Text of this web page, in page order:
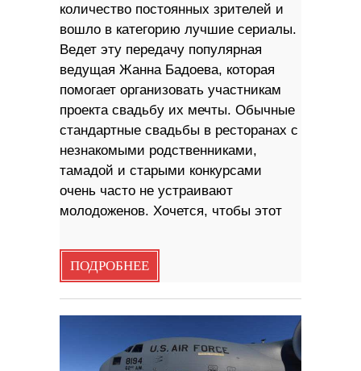
количество постоянных зрителей и
вошло в категорию лучшие сериалы.
Ведет эту передачу популярная
ведущая Жанна Бадоева, которая
помогает организовать участникам
проекта свадьбу их мечты. Обычные
стандартные свадьбы в ресторанах с
незнакомыми родственниками,
тамадой и старыми конкурсами
очень часто не устраивают
молодоженов. Хочется, чтобы этот
ПОДРОБНЕЕ